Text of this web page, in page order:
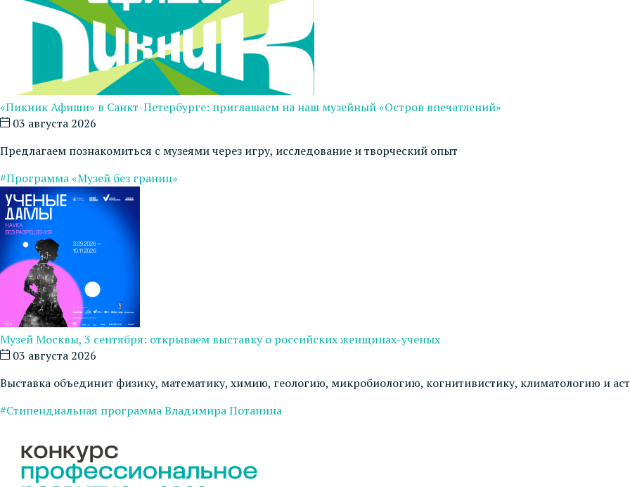
«Пикник Афиши» в Санкт-Петербурге: приглашаем на наш музейный «Остров впечатлений»
03 августа 2026
Предлагаем познакомиться с музеями через игру, исследование и творческий опыт
#Программа «Музей без границ»
Музей Москвы, 3 сентября: открываем выставку о российских женщинах-ученых
03 августа 2026
Выставка объединит физику, математику, химию, геологию, микробиологию, когнитивистику, климатологию и
#Стипендиальная программа Владимира Потанина